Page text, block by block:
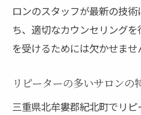
ロンのスタッフが最新の技
ち、適切なカウンセリング
を受けるためには欠かせませ
リピーターの多いサロンの
三重県北牟婁郡紀北町でリ